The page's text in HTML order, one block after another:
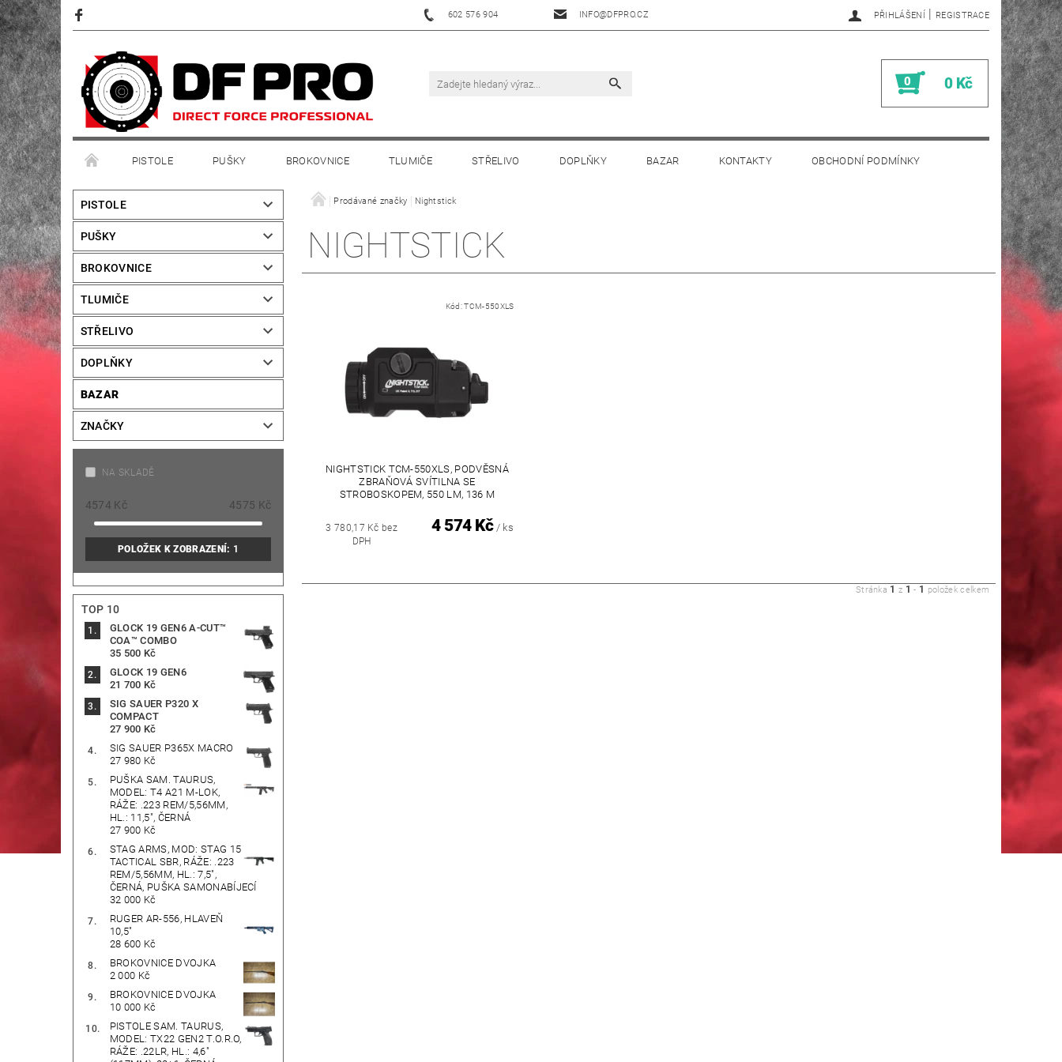
602 576 904 INFO@DFPRO.CZ PŘIHLÁŠENÍ | REGISTRACE
0 0 Kč
PISTOLE PUŠKY BROKOVNICE TLUMIČE STŘELIVO DOPLŇKY BAZAR KONTAKTY OBCHODNÍ PODMÍNKY
PISTOLE
PUŠKY
BROKOVNICE
TLUMIČE
STŘELIVO
DOPLŇKY
BAZAR
ZNAČKY
NA SKLADĚ
4574 Kč 4575 Kč
POLOŽEK K ZOBRAZENÍ: 1
TOP 10
GLOCK 19 GEN6 A-CUT™
COA™ COMBO
35 500 Kč
GLOCK 19 GEN6
21 700 Kč
SIG SAUER P320 X
COMPACT
27 900 Kč
SIG SAUER P365X MACRO
27 980 Kč
PUŠKA SAM. TAURUS,
MODEL: T4 A21 M-LOK,
RÁŽE: .223 REM/5,56MM,
HL.: 11,5", ČERNÁ
27 900 Kč
STAG ARMS, MOD: STAG 15
TACTICAL SBR, RÁŽE: .223
REM/5,56MM, HL.: 7,5",
ČERNÁ, PUŠKA SAMONABÍJECÍ
32 000 Kč
RUGER AR-556, HLAVEŇ
10,5"
28 600 Kč
BROKOVNICE DVOJKA
2 000 Kč
BROKOVNICE DVOJKA
10 000 Kč
PISTOLE SAM. TAURUS,
MODEL: TX22 GEN2 T.O.R.O,
RÁŽE: .22LR, HL.: 4,6"
Prodávané značky Nightstick
NIGHTSTICK
Kód:TCM-550XLS
NIGHTSTICK TCM-550XLS, PODVĚSNÁ
ZBRAŇOVÁ SVÍTILNA SE
STROBOSKOPEM, 550 LM, 136 M
3 780,17 Kč bez
DPH
4 574 Kč / ks
Stránka 1 z 1 - 1 položek celkem